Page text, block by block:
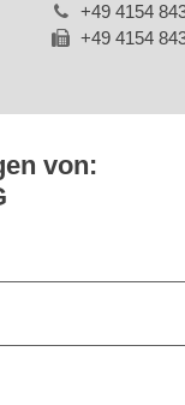
+49 4154
+49 4154
von: